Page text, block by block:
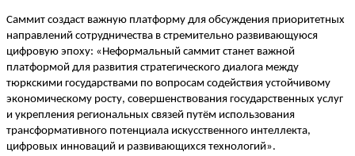
Саммит создаст важную платформу для обсуждения приоритетных
направлений сотрудничества в стремительно развивающуюся
цифровую эпоху: «Неформальный саммит станет важной
платформой для развития стратегического диалога между
тюркскими государствами по вопросам содействия устойчивому
экономическому росту, совершенствования государственных услуг
и укрепления региональных связей путём использования
трансформативного потенциала искусственного интеллекта,
цифровых инноваций и развивающихся технологий».